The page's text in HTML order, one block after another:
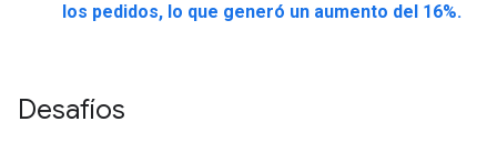
los pedidos, lo que generó un aumento del 16%.
Desafíos